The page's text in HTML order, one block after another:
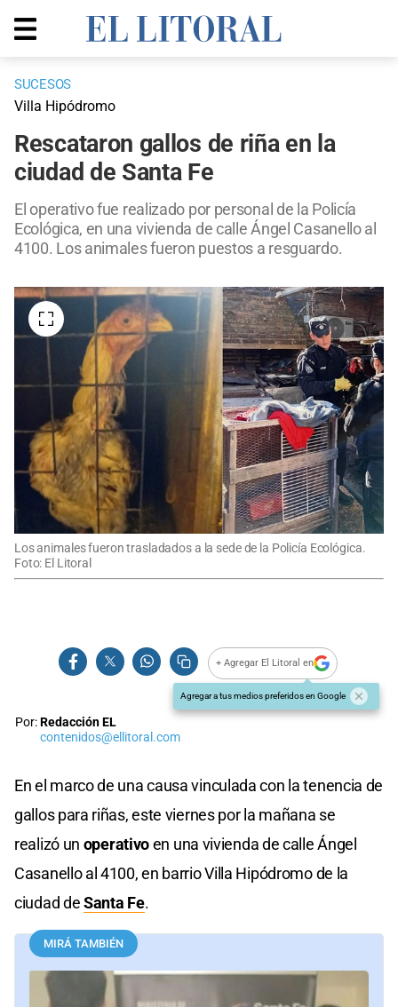
SUCESOS
Villa Hipódromo
Rescataron gallos de riña en la
ciudad de Santa Fe
El operativo fue realizado por personal de la Policía
Ecológica, en una vivienda de calle Ángel Casanello al
4100. Los animales fueron puestos a resguardo.
Los animales fueron trasladados a la sede de la Policía Ecológica.
Foto: El Litoral
+ Agregar El Litoral en
Agregar a tus medios preferidos en Google
Por:Redacción EL
contenidos@ellitoral.com
En el marco de una causa vinculada con la tenencia de
gallos para riñas, este viernes por la mañana se
realizó un operativoen una vivienda de calle Ángel
Casanello al 4100, en barrio Villa Hipódromo de la
ciudad deSanta Fe.
MIRÁ TAMBIÉN